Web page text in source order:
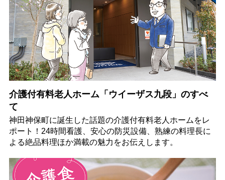
介護付有料老人ホーム「ウイーザス九段」のすべ
て
神田神保町に誕生した話題の介護付有料老人ホームをレ
ポート！24時間看護、安心の防災設備、熟練の料理長に
よる絶品料理ほか満載の魅力をお伝えします。